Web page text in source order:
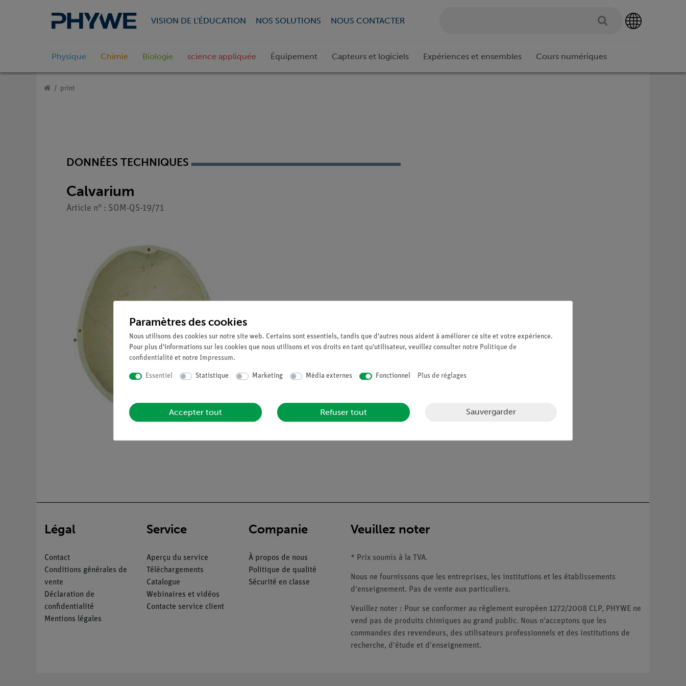
VISION DE L'ÉDUCATION NOS SOLUTIONS NOUS CONTACTER
Physique Chimie Biologie science appliquée Équipement Capteurs et logiciels Expériences et ensembles Cours numériques
print
DONNÉES TECHNIQUES
Calvarium
Article n° : SOM-QS-19/71
Légal
Contact
Conditions générales de
vente
Déclaration de
confidentialité
Mentions légales
Service
Aperçu du service
Téléchargements
Catalogue
Webinaires et vidéos
Contacte service client
Companie
À propos de nous
Politique de qualité
Sécurité en classe
Veuillez noter
* Prix soumis à la TVA.
Nous ne fournissons que les entreprises, les institutions et les établissements
d'enseignement. Pas de vente aux particuliers.
Veuillez noter : Pour se conformer au règlement européen 1272/2008 CLP, PHYWE ne
vend pas de produits chimiques au grand public. Nous n'acceptons que les
commandes des revendeurs, des utilisateurs professionnels et des institutions de
recherche, d'étude et d'enseignement.
Paramètres des cookies
Nous utilisons des cookies sur notre site web. Certains sont essentiels, tandis que d'autres nous aident à améliorer ce site et votre expérience.
Pour plus d'informations sur les cookies que nous utilisons et vos droits en tant qu'utilisateur, veuillez consulter notre Politique de
confidentialité et notre Impressum.
Essentiel Statistique Marketing Média externes Fonctionnel Plus de réglages
Accepter tout Refuser tout Sauvergarder